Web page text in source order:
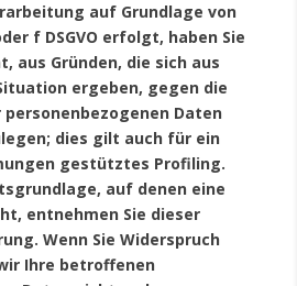
auf Grundlage von
f DSGVO erfolgt, haben Sie
aus Gründen, die sich aus
ergeben, gegen die
Daten
dies gilt auch für ein
gestütztes Profiling.
auf denen eine
entnehmen Sie dieser
Wenn Sie Widerspruch
Ihre betroffenen